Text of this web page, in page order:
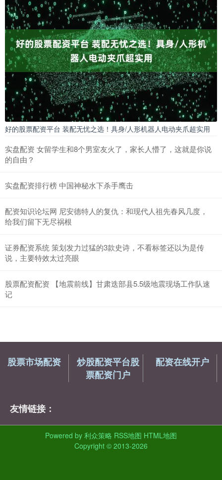
好的股票配资平台 装配无忧之选！具身/人形机器人电动夹爪超实用
实盘配资 女留学生和8个男室友火了，家长人懵了，这就是你说
的自由？
实盘配资排行榜 中国神秘水下杀手鹰击
配资知识论坛网 尼安德特人的复仇：和现代人祖先春风几度，
给我们留下无尽祸根
证券配资系统 策划发力过猛的3款史诗，不看标签还以为是传
说，主要特效太过亮眼
股票配资配资 【地震前线】甘肃迭部县5.5级地震现场工作队速
记
股票市场配资
炒股配资平台股
票配资门户
配资在线开户
友情链接：
Powered by 利众策略 RSS地图 HTML地图
Copyright © 2013-2026